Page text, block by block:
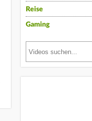
Reise
Gaming